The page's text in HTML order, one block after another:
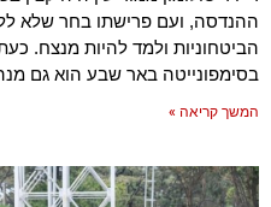
ההנדסה, ועם פרישתו בחר שלא
הביטחוניות ולמד להיות מנצח.
בסימפונייטה באר שבע הוא גם
המשך קריאה »